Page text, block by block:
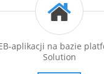
aplikacji na bazie
Solution